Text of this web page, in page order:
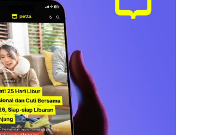
Kampung Halaman
percakapan mendalam dengan ibunya
Barru, setelah sebelumnya menduduki
sang ibu sangat sederhana namun
karena ini kampungnya Mama, kampung